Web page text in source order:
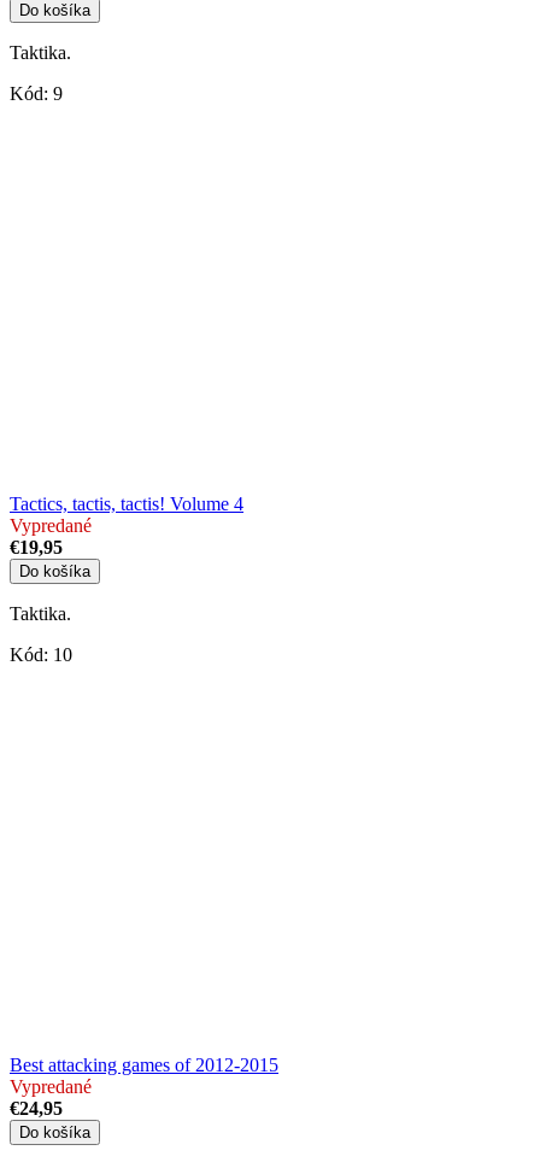
Do košíka
Taktika.
Kód: 9
Tactics, tactis, tactis! Volume 4
Vypredané
€19,95
Do košíka
Taktika.
Kód: 10
Best attacking games of 2012-2015
Vypredané
€24,95
Do košíka